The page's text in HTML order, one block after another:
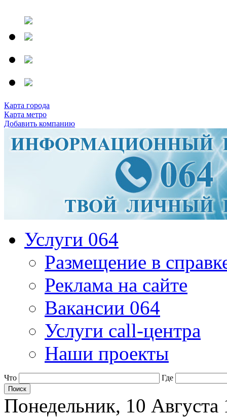
Карта города
Карта метро
Добавить компанию
Услуги 064
Размещение в
Реклама на сайте
Вакансии 064
Услуги call-центра
Наши проекты
Что Где
Понедельник, 10 Августа